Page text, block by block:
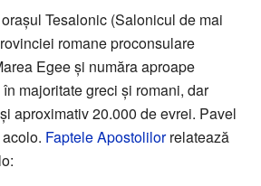
Tesalonic (Salonicul de mai
romane proconsulare
Egee şi număra aproape
majoritate greci şi romani, dar
aproximativ 20.000 de evrei. Pavel
Faptele Apostolilorrelatează